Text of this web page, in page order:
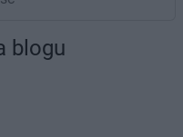
blogu